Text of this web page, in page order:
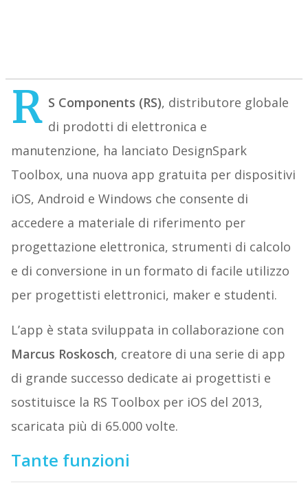
R S Components (RS), distributore globale
di prodotti di elettronica e
manutenzione, ha lanciato DesignSpark
Toolbox, una nuova app gratuita per dispositivi
iOS, Android e Windows che consente di
accedere a materiale di riferimento per
progettazione elettronica, strumenti di calcolo
e di conversione in un formato di facile utilizzo
per progettisti elettronici, maker e studenti.
L’app è stata sviluppata in collaborazione con
Marcus Roskosch, creatore di una serie di app
di grande successo dedicate ai progettisti e
sostituisce la RS Toolbox per iOS del 2013,
scaricata più di 65.000 volte.
Tante funzioni